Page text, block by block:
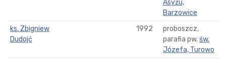
Asyżu,
Barzowice
ks. Zbigniew
Dudojć
1992
proboszcz,
parafia pw. św.
Józefa, Turowo